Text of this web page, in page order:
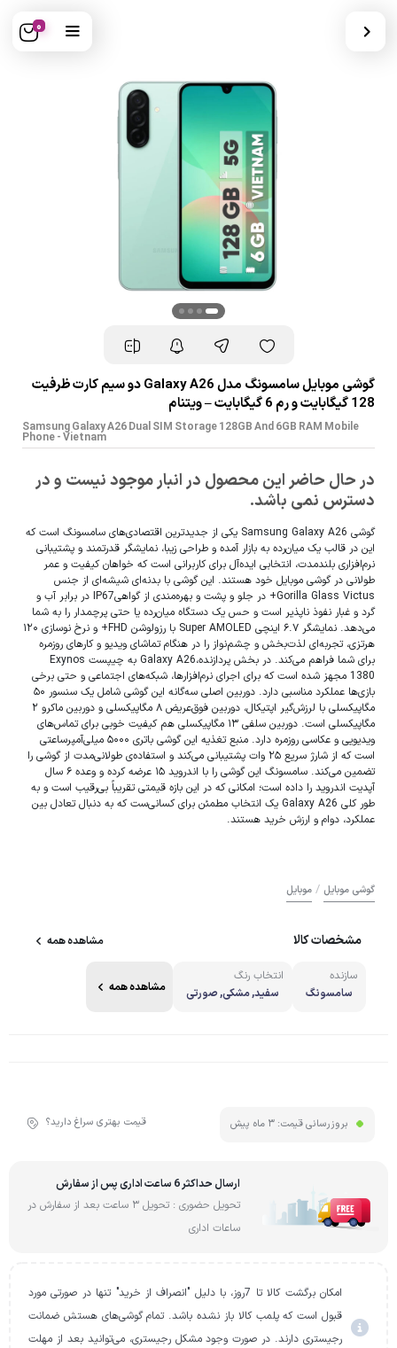
0
گوشی موبایل سامسونگ مدل Galaxy A26 دو سیم کارت ظرفیت
128 گیگابایت و رم 6 گیگابایت – ویتنام
Samsung Galaxy A26 Dual SIM Storage 128GB And 6GB RAM Mobile
Phone - Vietnam
در حال حاضر این محصول در انبار موجود نیست و در
دسترس نمی باشد.
گوشی Samsung Galaxy A26 یکی از جدیدترین اقتصادی‌های سامسونگ است که
این در قالب یک میان‌رده به بازار آمده و طراحی زیبا، نمایشگر قدرتمند و پشتیبانی
نرم‌افزاری بلندمدت، انتخابی ایده‌آل برای کاربرانی‌ است که خواهان کیفیت و عمر
طولانی در گوشی موبایل خود هستند. این گوشی با بدنه‌ای شیشه‌ای از جنس
Gorilla Glass Victus+ در جلو و پشت و بهره‌مندی از گواهیIP67 در برابر آب و
گرد و غبار نفوذ ناپذیر است و حس یک دستگاه میان‌رده یا حتی پرچمدار را به شما
می‌دهد. نمایشگر ۶.۷ اینچی Super AMOLED با رزولوشن FHD+ و نرخ نوسازی ۱۲۰
هرتزی، تجربه‌ای لذت‌بخش و چشم‌نواز را در هنگام تماشای ویدیو و کارهای روزمره
برای شما فراهم می‌کند. در بخش پردازنده،Galaxy A26 به چیپست Exynos
1380 مجهز شده است که برای اجرای نرم‌افزارها، شبکه‌های اجتماعی و حتی برخی
بازی‌ها عملکرد مناسبی دارد. دوربین اصلی سه‌گانه این گوشی شامل یک سنسور ۵۰
مگاپیکسلی با لرزش‌گیر اپتیکال، دوربین فوق‌عریض ۸ مگاپیکسلی و دوربین ماکرو ۲
مگاپیکسلی است. دوربین سلفی ۱۳ مگاپیکسلی هم کیفیت خوبی برای تماس‌های
ویدیویی و عکاسی روزمره دارد. منبع تغذیه این گوشی باتری ۵۰۰۰ میلی‌آمپرساعتی
است که از شارژ سریع ۲۵ وات پشتیبانی می‌کند و استفاده‌ی طولانی‌مدت از گوشی را
تضمین می‌کند. سامسونگ این گوشی را با اندروید ۱۵ عرضه کرده و وعده ۶ سال
آپدیت اندروید را داده است؛ امکانی که در این بازه قیمتی تقریباً بی‌رقیب است و به
طور کلی Galaxy A26 یک انتخاب مطمئن برای کسانی‌ست که به دنبال تعادل بین
عملکرد، دوام و ارزش خرید هستند.
گوشی موبایل / موبایل
مشخصات کالا مشاهده همه
سازنده
سامسونگ
انتخاب رنگ
سفید, مشکی, صورتی
مشاهده همه
بروزرسانی قیمت: 3 ماه پیش قیمت بهتری سراغ دارید؟
ارسال حداکثر 6 ساعت اداری پس از سفارش
تحویل حضوری : تحویل 3 ساعت بعد از سفارش در
ساعات اداری
امکان برگشت کالا تا 7روز، با دلیل "انصراف از خرید" تنها در صورتی مورد
قبول است که پلمب کالا باز نشده باشد. تمام گوشی‌های هستش ضمانت
رجیستری دارند. در صورت وجود مشکل رجیستری، می‌توانید بعد از مهلت